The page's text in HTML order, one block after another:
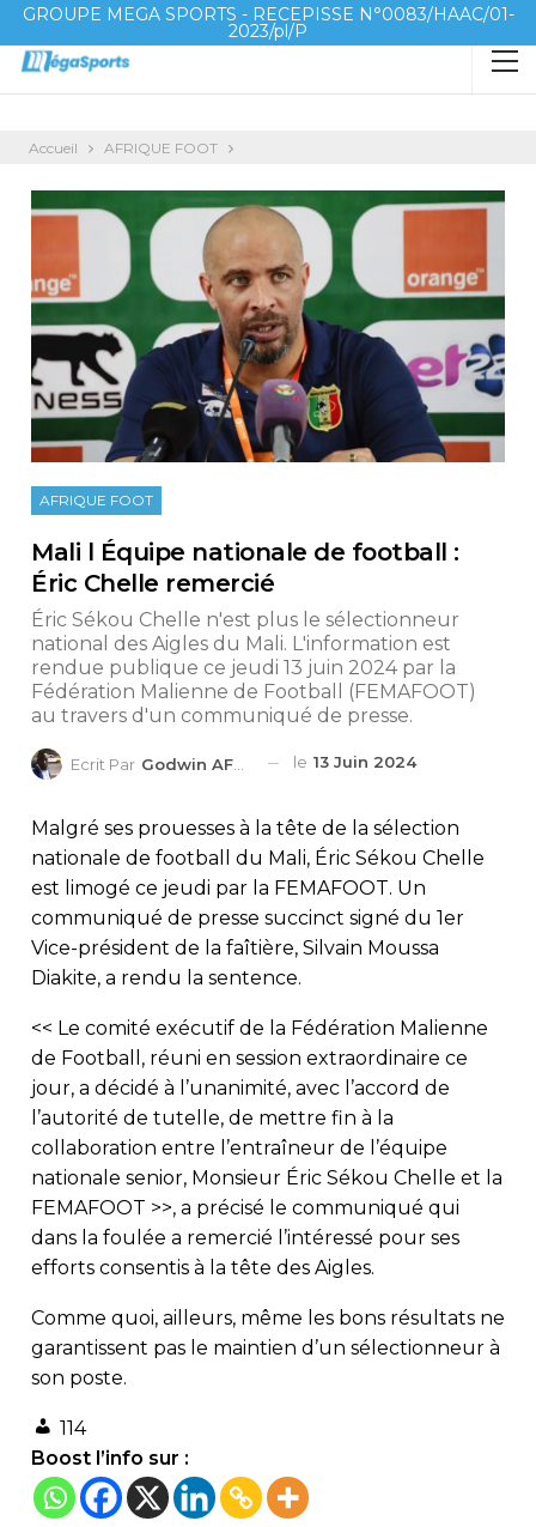
GROUPE MEGA SPORTS - RECEPISSE N°0083/HAAC/01-
2023/pl/P
Accueil AFRIQUE FOOT
AFRIQUE FOOT
Mali l Équipe nationale de football :
Éric Chelle remercié
Éric Sékou Chelle n'est plus le sélectionneur
national des Aigles du Mali. L'information est
rendue publique ce jeudi 13 juin 2024 par la
Fédération Malienne de Football (FEMAFOOT)
au travers d'un communiqué de presse.
Ecrit Par Godwin AFEDO le 13 Juin 2024
Malgré ses prouesses à la tête de la sélection
nationale de football du Mali, Éric Sékou Chelle
est limogé ce jeudi par la FEMAFOOT. Un
communiqué de presse succinct signé du 1er
Vice-président de la faîtière, Silvain Moussa
Diakite, a rendu la sentence.
<< Le comité exécutif de la Fédération Malienne
de Football, réuni en session extraordinaire ce
jour, a décidé à l’unanimité, avec l’accord de
l’autorité de tutelle, de mettre fin à la
collaboration entre l’entraîneur de l’équipe
nationale senior, Monsieur Éric Sékou Chelle et la
FEMAFOOT >>, a précisé le communiqué qui
dans la foulée a remercié l’intéressé pour ses
efforts consentis à la tête des Aigles.
Comme quoi, ailleurs, même les bons résultats ne
garantissent pas le maintien d’un sélectionneur à
son poste.
114
Boost l’info sur :